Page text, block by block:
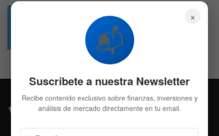
4.7k
Followers
×
📬
Suscríbete a nuestra Newsletter
Recibe contenido exclusivo sobre finanzas, inversiones y
análisis de mercado directamente en tu email.